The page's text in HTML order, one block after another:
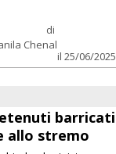
di
Chenal
il 25/06/2025
barricati
allo stremo